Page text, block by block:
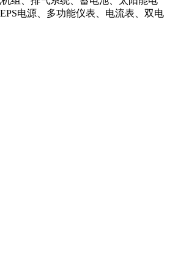
电源、多功能仪表、电流表、双电